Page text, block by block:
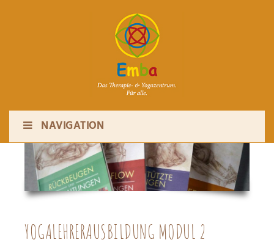
NAVIGATION
YOGALEHRERAUSBILDUNG MODUL 2